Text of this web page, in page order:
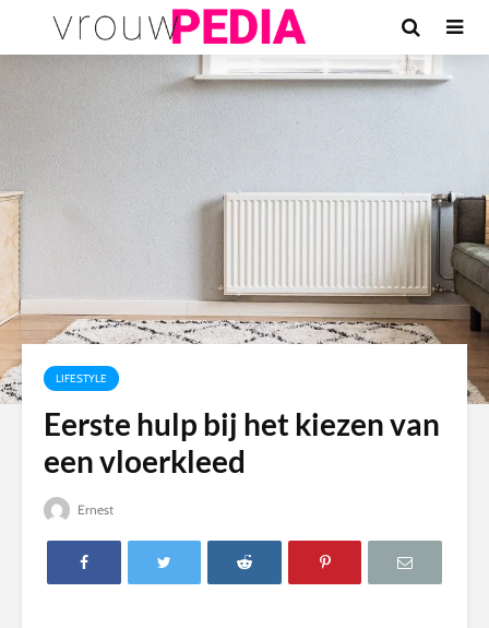
LIFESTYLE
Eerste hulp bij het kiezen van
een vloerkleed
Ernest